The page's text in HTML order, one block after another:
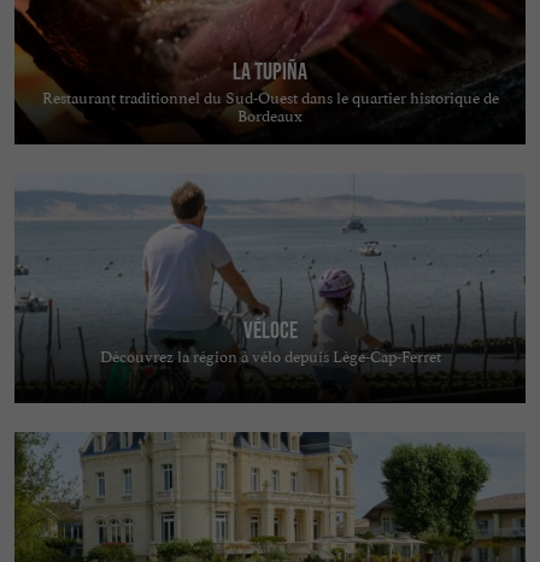
La Tupiña
Restaurant traditionnel du Sud-Ouest dans le quartier historique de
Bordeaux
Véloce
Découvrez la région à vélo depuis Lège-Cap-Ferret